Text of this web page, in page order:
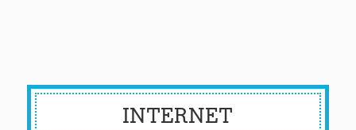
INTERNET